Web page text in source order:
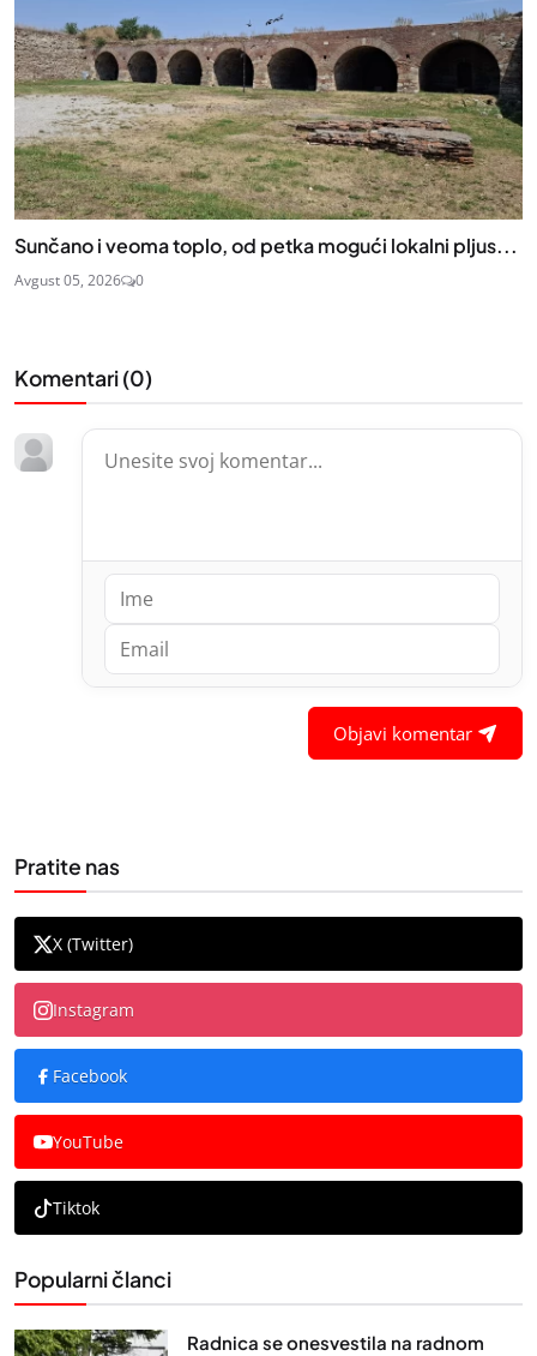
Sunčano i veoma toplo, od petka mogući lokalni pljus...
Avgust 05, 2026 0
Komentari (0)
Objavi komentar
Pratite nas
X (Twitter)
Instagram
Facebook
YouTube
Tiktok
Popularni članci
Radnica se onesvestila na radnom